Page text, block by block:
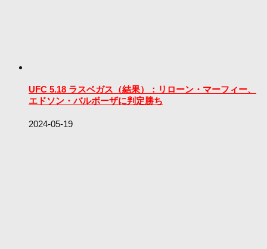
UFC 5.18 ラスベガス（結果）：リローン・マーフィー、
エドソン・バルボーザに判定勝ち
2024-05-19